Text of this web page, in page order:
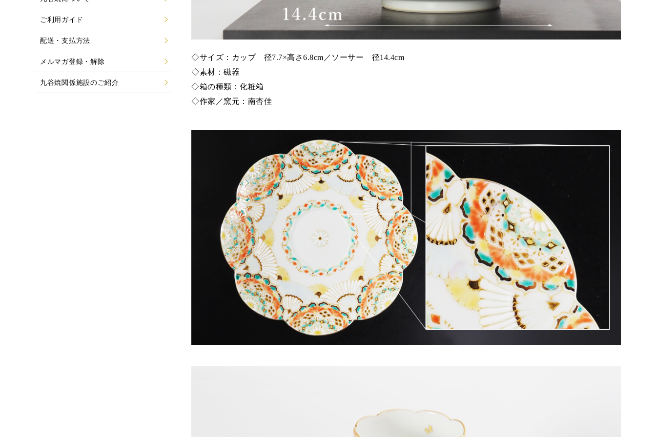
◇サイズ：カップ 径7.7×高さ6.8cm／ソーサー 径14.4cm
◇素材：磁器
◇箱の種類：化粧箱
◇作家／窯元：南杏佳
ご利用ガイド
配送・支払方法
メルマガ登録・解除
九谷焼関係施設のご紹介